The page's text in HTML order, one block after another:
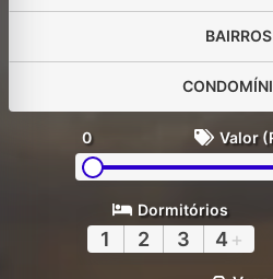
BAIRROS
0 Valor
Dormitórios
1 2 3 4 +